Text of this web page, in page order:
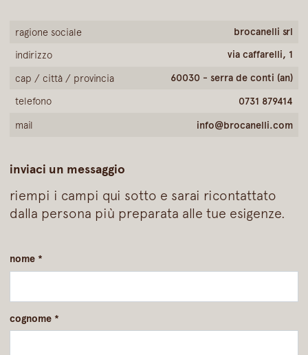
ragione sociale brocanelli srl
indirizzo via caffarelli, 1
cap / città / provincia 60030 - serra de conti (an)
telefono 0731 879414
mail info@brocanelli.com
inviaci un messaggio
riempi i campi qui sotto e sarai ricontattato
dalla persona più preparata alle tue esigenze.
nome *
cognome *